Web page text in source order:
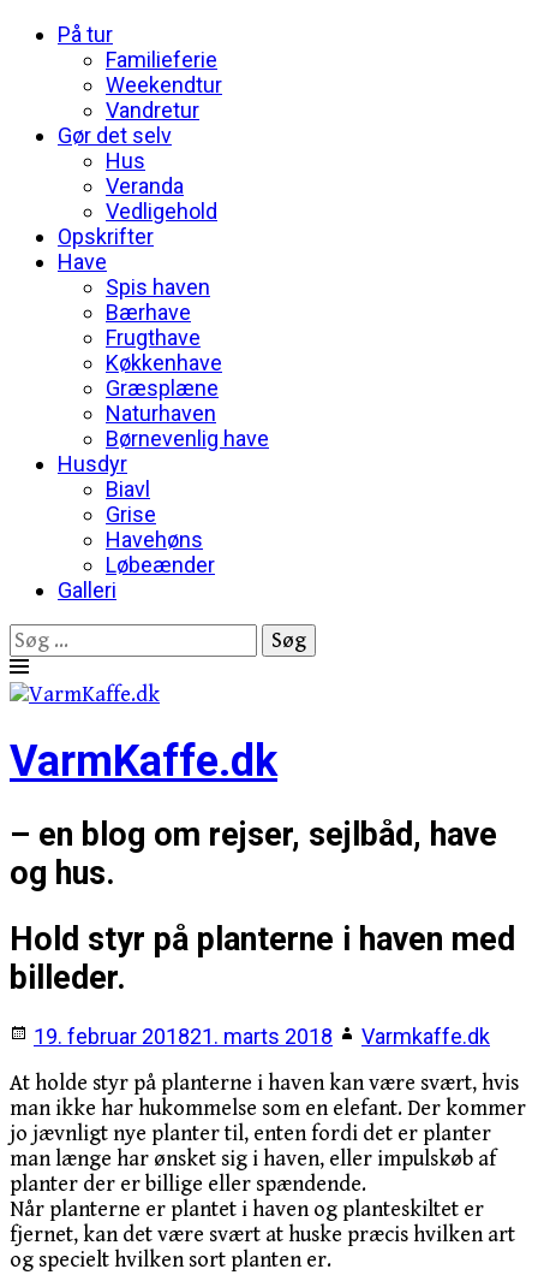
På tur
Familieferie
Weekendtur
Vandretur
Gør det selv
Hus
Veranda
Vedligehold
Opskrifter
Have
Spis haven
Bærhave
Frugthave
Køkkenhave
Græsplæne
Naturhaven
Børnevenlig have
Husdyr
Biavl
Grise
Havehøns
Løbeænder
Galleri
Søg
efter:
Skip
content
VarmKaffe.dk
– en blog om rejser, sejlbåd, have
og hus.
Hold styr på planterne i haven med
billeder.
19. februar 201821. marts 2018
Varmkaffe.dk
At holde styr på planterne i haven kan være svært, hvis
man ikke har hukommelse som en elefant. Der kommer
jo jævnligt nye planter til, enten fordi det er planter
man længe har ønsket sig i haven, eller impulskøb af
planter der er billige eller spændende.
Når planterne er plantet i haven og planteskiltet er
fjernet, kan det være svært at huske præcis hvilken art
og specielt hvilken sort planten er.